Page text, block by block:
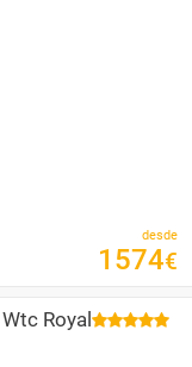
desde
1574€
Royal